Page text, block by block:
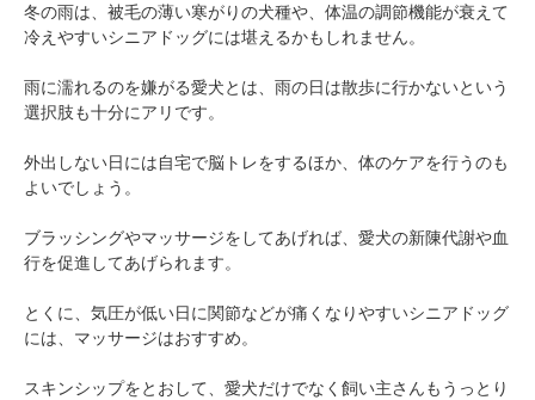
冬の雨は、被毛の薄い寒がりの犬種や、体温の調節機能が衰えて
冷えやすいシニアドッグには堪えるかもしれません。
雨に濡れるのを嫌がる愛犬とは、雨の日は散歩に行かないという
選択肢も十分にアリです。
外出しない日には自宅で脳トレをするほか、体のケアを行うのも
よいでしょう。
ブラッシングやマッサージをしてあげれば、愛犬の新陳代謝や血
行を促進してあげられます。
とくに、気圧が低い日に関節などが痛くなりやすいシニアドッグ
には、マッサージはおすすめ。
スキンシップをとおして、愛犬だけでなく飼い主さんもうっとり